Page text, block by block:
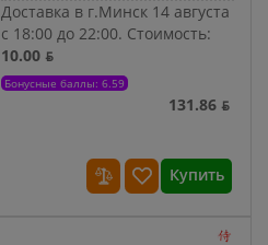
Доставка в г.Минск 14 августа
с 18:00 до 22:00. Стоимость:
10.00 ƃ
Бонусные баллы: 6.59
131.86 ƃ
Купить